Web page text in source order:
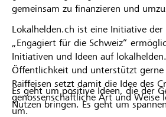
gemeinsam zu finanzieren und
Lokalhelden.ch ist eine Initiative der
„Engagiert für die Schweiz“
Initiativen und Ideen auf
Öffentlichkeit und unterstützt gerne
Raiffeisen setzt damit die Idee des
genossenschaftliche Art und Weise
um.
Es geht um positive Ideen, die der
Nutzen bringen. Es geht um